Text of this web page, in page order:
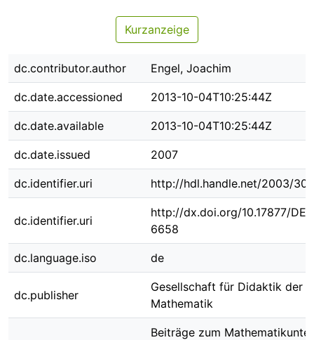
Zurück zur Startseite
Kurzanzeige
dc.contributor.author Engel, Joachim
dc.date.accessioned 2013-10-04T10:25:44Z
dc.date.available 2013-10-04T10:25:44Z
dc.date.issued 2007
dc.identifier.uri http://hdl.handle.net/2003/
dc.identifier.uri
http://dx.doi.org/10.17877/
6658
dc.language.iso de
dc.publisher
Gesellschaft für Didaktik der
Mathematik
Beiträge zum